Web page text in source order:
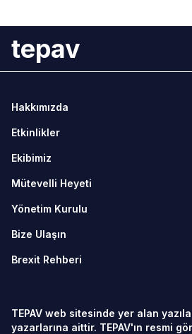
tepav
Hakkımızda
Etkinlikler
Ekibimiz
Mütevelli Heyeti
Yönetim Kurulu
Bize Ulaşın
Brexit Rehberi
TEPAV web sitesinde yer alan
yazarlarına aittir. TEPAV'ın resmi